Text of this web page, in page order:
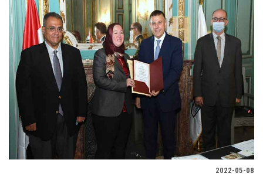
الإعلام
تواصل معنا
الطلاب
هيئة التدريس
الدراسات العليا
2022-05-08